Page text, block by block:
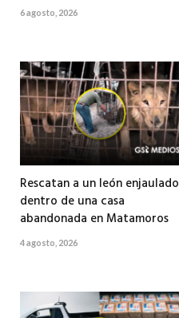
6 agosto, 2026
Rescatan a un león enjaulado
dentro de una casa
abandonada en Matamoros
4 agosto, 2026